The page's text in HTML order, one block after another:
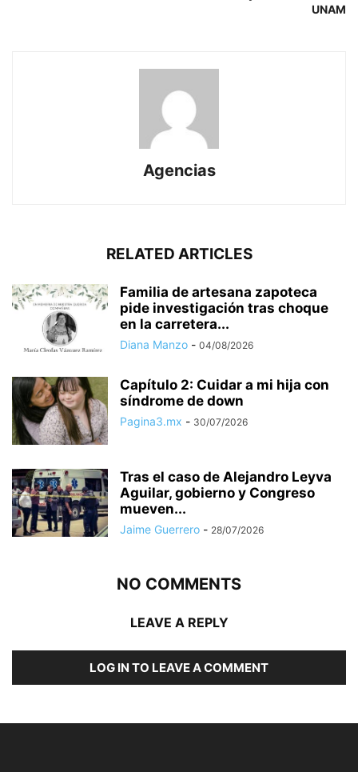
UNAM
Agencias
RELATED ARTICLES
Familia de artesana zapoteca
pide investigación tras choque
en la carretera...
Diana Manzo - 04/08/2026
Capítulo 2: Cuidar a mi hija con
síndrome de down
Pagina3.mx - 30/07/2026
Tras el caso de Alejandro Leyva
Aguilar, gobierno y Congreso
mueven...
Jaime Guerrero - 28/07/2026
NO COMMENTS
LEAVE A REPLY
LOG IN TO LEAVE A COMMENT